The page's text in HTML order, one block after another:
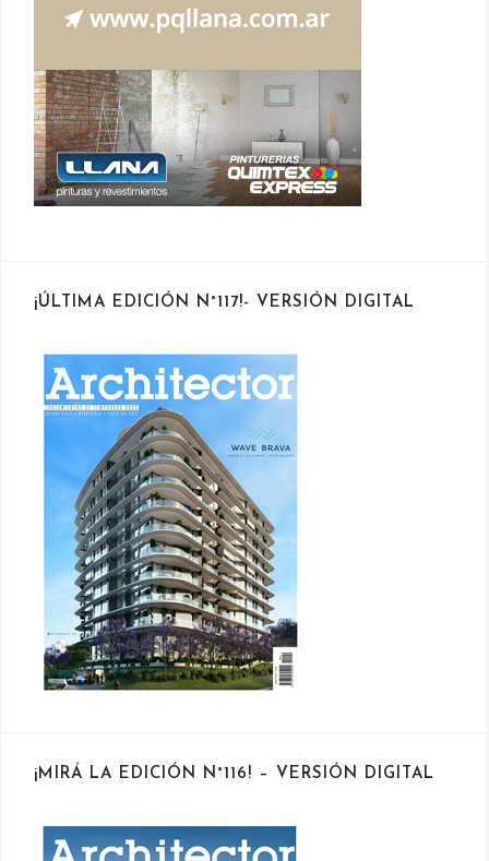
¡ÚLTIMA EDICIÓN N°117!- VERSIÓN DIGITAL
¡MIRÁ LA EDICIÓN N°116! – VERSIÓN DIGITAL